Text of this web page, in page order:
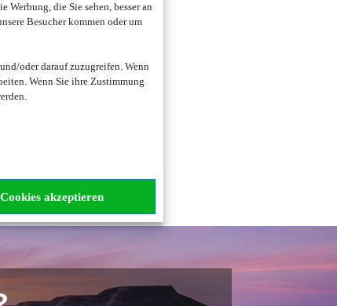
die Sie sehen, besser an
Besucher kommen oder um
oder darauf zuzugreifen. Wenn
Wenn Sie ihre Zustimmung
akzeptieren
Daten verarbeitet.